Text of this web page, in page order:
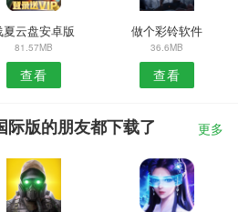
夏云盘安卓版
81.57MB
查看
做个彩铃软件
36.6MB
查看
际版的朋友都下载了 更多